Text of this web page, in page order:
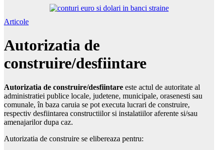
Articole
Autorizatia de
construire/desfiintare
Autorizatia de construire/desfiintare este actul de autoritate al
administratiei publice locale, judetene, municipale, orasenesti sau
comunale, în baza caruia se pot executa lucrari de construire,
respectiv desfiintarea constructiilor si instalatiilor aferente si/sau
amenajarilor dupa caz.
Autorizatia de construire se elibereaza pentru: